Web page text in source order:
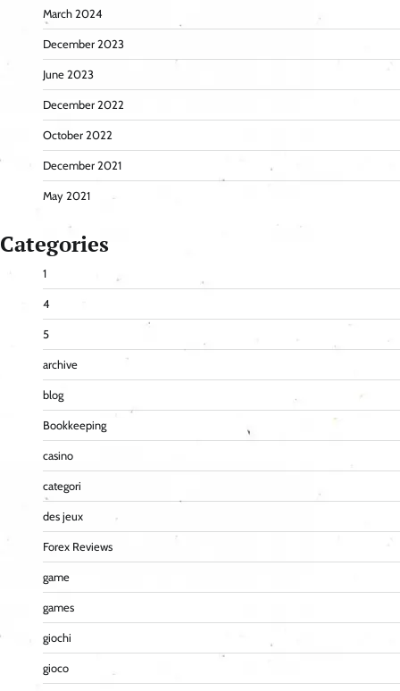
March 2024
December 2023
June 2023
December 2022
October 2022
December 2021
May 2021
Categories
1
4
5
archive
blog
Bookkeeping
casino
categori
des jeux
Forex Reviews
game
games
giochi
gioco